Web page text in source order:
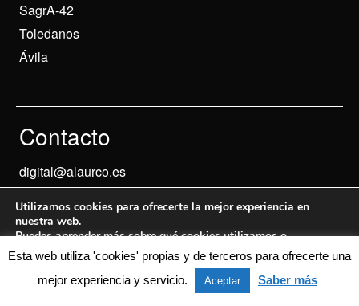
SagrA-42
Toledanos
Ávila
Contacto
digital@alaurco.es
© 2024 Informados Aviso Legal
Esta web utiliza 'cookies' propias y de terceros para ofrecerte una
mejor experiencia y servicio.
Aceptar Saber más
Utilizamos cookies para ofrecerte la mejor experiencia en
nuestra web.
Puedes aprender más sobre qué cookies utilizamos o
desactivarlas en losajustes.
Aceptar